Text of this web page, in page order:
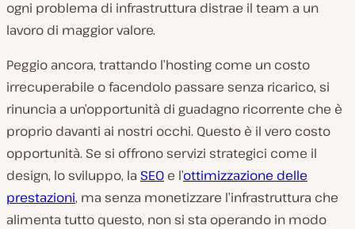
ogni problema di infrastruttura distrae il team a un
lavoro di maggior valore.
Peggio ancora, trattando l’hosting come un costo
irrecuperabile o facendolo passare senza ricarico, si
rinuncia a un’opportunità di guadagno ricorrente che è
proprio davanti ai nostri occhi. Questo è il vero costo
opportunità. Se si offrono servizi strategici come il
design, lo sviluppo, la SEO e l’ottimizzazione delle
prestazioni, ma senza monetizzare l’infrastruttura che
alimenta tutto questo, non si sta operando in modo